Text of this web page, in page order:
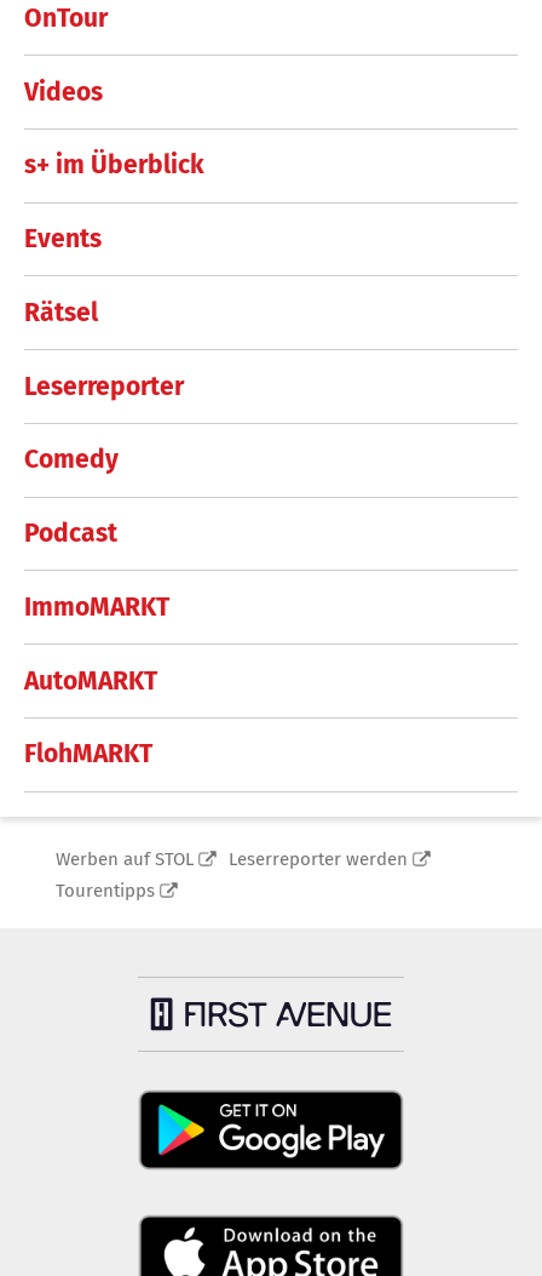
OnTour
Videos
s+ im Überblick
Events
Rätsel
Leserreporter
Comedy
Podcast
ImmoMARKT
AutoMARKT
FlohMARKT
Werben auf STOL
Leserreporter werden
Tourentipps